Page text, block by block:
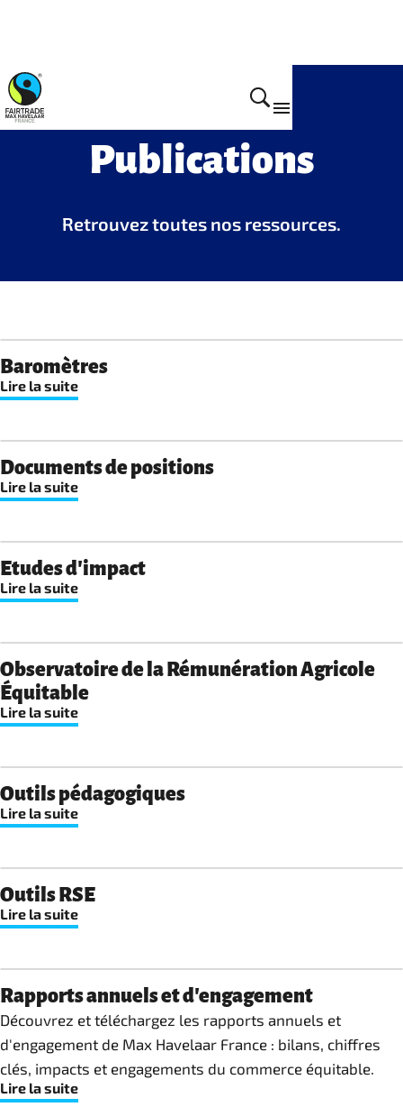
S'informer
Publications
Retrouvez toutes nos ressources.
Baromètres
Lire la suite
Documents de positions
Lire la suite
Etudes d'impact
Lire la suite
Observatoire de la Rémunération Agricole
Équitable
Lire la suite
Outils pédagogiques
Lire la suite
Outils RSE
Lire la suite
Rapports annuels et d'engagement
Découvrez et téléchargez les rapports annuels et
d'engagement de Max Havelaar France : bilans, chiffres
clés, impacts et engagements du commerce équitable.
Lire la suite